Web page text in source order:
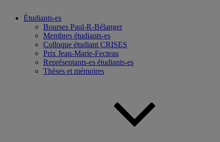
Étudiants-es
Bourses Paul-R-Bélanger
Membres étudiants-es
Colloque étudiant CRISES
Prix Jean-Marie-Fecteau
Représentants-es étudiants-es
Thèses et mémoires